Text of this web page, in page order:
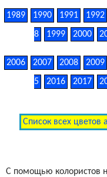
1989 1990 1991 1992
8
1999 2000
2006 2007 2008 2009
5
2016 2017
Список всех
С помощью колористов